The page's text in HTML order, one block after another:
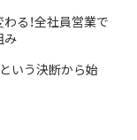
る！全社員営業で
み
という決断から始